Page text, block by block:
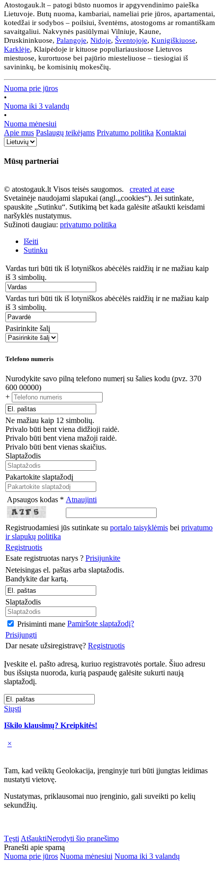
Atostogauk.lt – patogi būsto nuomos ir apgyvendinimo paieška
Lietuvoje. Butų nuoma, kambariai, nameliai prie jūros, apartamentai,
kotedžai ir sodybos – poilsiui, šventėms, atostogoms ar romantiškam
savaitgaliui. Nakvynės pasiūlymai Vilniuje, Kaune,
Druskininkuose, Palangoje, Nidoje, Šventojoje, Kunigiškiuose,
Karklėje, Klaipėdoje ir kituose populiariausiuose Lietuvos
miestuose, kurortuose bei pajūrio miesteliuose – tiesiogiai iš
savininkų, be komisinių mokesčių.
Nuoma prie jūros
•
Nuoma iki 3 valandų
•
Nuoma mėnesiui
Apie mus Paslaugų teikėjams Privatumo politika Kontaktai
Mūsų partneriai
© atostogauk.lt Visos teisės saugomos. created at ease
Svetainėje naudojami slapukai (angl.„cookies“). Jei sutinkate,
spauskite „Sutinku“. Sutikimą bet kada galėsite atšaukti keisdami
naršyklės nustatymus.
Sužinoti daugiau: privatumo politika
Išeiti
Sutinku
Vardas turi būti tik iš lotyniškos abėcėlės raidžių ir ne mažiau kaip
iš 3 simbolių.
Vardas turi būti tik iš lotyniškos abėcėlės raidžių ir ne mažiau kaip
iš 3 simbolių.
Pasirinkite šalį
Telefono numeris
Nurodykite savo pilną telefono numerį su šalies kodu (pvz. 370
600 00000)
+
Ne mažiau kaip 12 simbolių.
Privalo būti bent viena didžioji raidė.
Privalo būti bent viena mažoji raidė.
Privalo būti bent vienas skaičius.
Slaptažodis
Pakartokite slaptažodį
Apsaugos kodas * Atnaujinti
Registruodamiesi jūs sutinkate su portalo taisyklėmis bei privatumo
ir slapukų politika
Registruotis
Esate registruotas narys ? Prisijunkite
Neteisingas el. paštas arba slaptažodis.
Bandykite dar kartą.
Slaptažodis
Prisiminti mane Pamiršote slaptažodį?
Prisijungti
Dar nesate užsiregistravę? Registruotis
Įveskite el. pašto adresą, kuriuo registravotės portale. Šiuo adresu
bus išsiųsta nuoroda, kurią paspaudę galėsite sukurti naują
slaptažodį.
Siųsti
Iškilo klausimų? Kreipkitės!
×
Tam, kad veiktų Geolokacija, įrenginyje turi būti įjungtas leidimas
nustatyti vietovę.
Nustatymas, priklausomai nuo įrenginio, gali suveikti po kelių
sekundžių.
Tęsti AtšauktiNerodyti šio pranešimo
Pranešti apie spamą
Nuoma prie jūros Nuoma mėnesiui Nuoma iki 3 valandų